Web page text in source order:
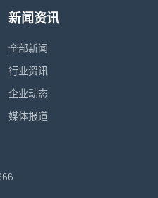
新闻资讯
全部新闻
行业资讯
企业动态
媒体报道